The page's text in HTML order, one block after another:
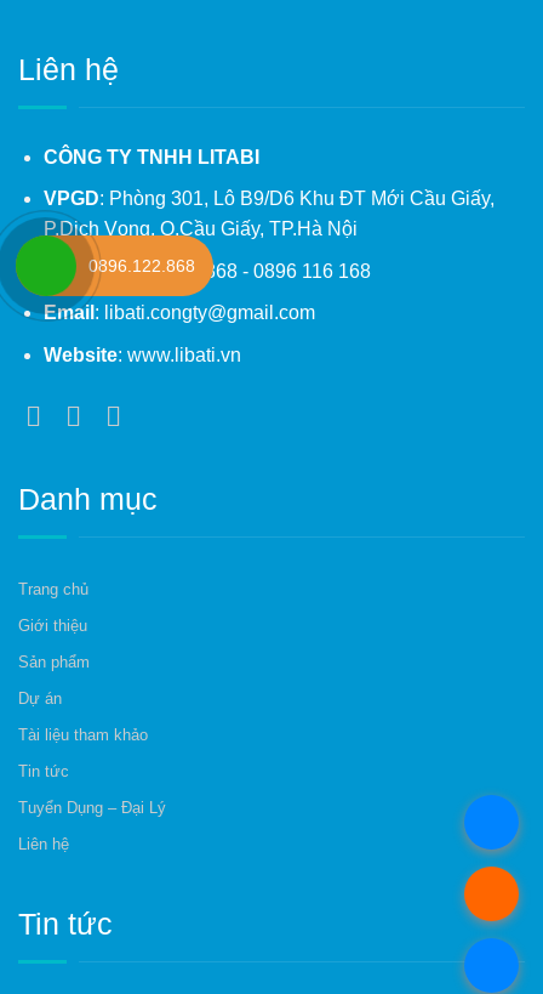
Liên hệ
CÔNG TY TNHH LITABI
VPGD: Phòng 301, Lô B9/D6 Khu ĐT Mới Cầu Giấy,
P.Dịch Vọng, Q.Cầu Giấy, TP.Hà Nội
Hotline: 0896 122 868 - 0896 116 168
Email : libati.congty@gmail.com
Website: www.libati.vn
Danh mục
Trang chủ
Giới thiệu
Sản phẩm
Dự án
Tài liệu tham khảo
Tin tức
Tuyển Dụng – Đại Lý
Liên hệ
Tin tức
0896.122.868